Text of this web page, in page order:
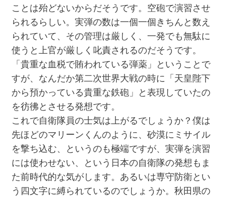
ことは殆どないからだそうです。空砲で演習させ
られるらしい。実弾の数は一個一個きちんと数え
られていて、その管理は厳しく、一発でも無駄に
使うと上官が厳しく叱責されるのだそうです。
「貴重な血税で賄われている弾薬」ということで
すが、なんだか第二次世界大戦の時に「天皇陛下
から預かっている貴重な鉄砲」と表現していたの
を彷彿とさせる発想です。
これで自衛隊員の士気は上がるでしょうか？僕は
先ほどのマリーンくんのように、砂漠にミサイル
を撃ち込む、というのも極端ですが、実弾を演習
には使わせない、という日本の自衛隊の発想もま
た前時代的な気がします。あるいは専守防衛とい
う四文字に縛られているのでしょうか。秋田県の